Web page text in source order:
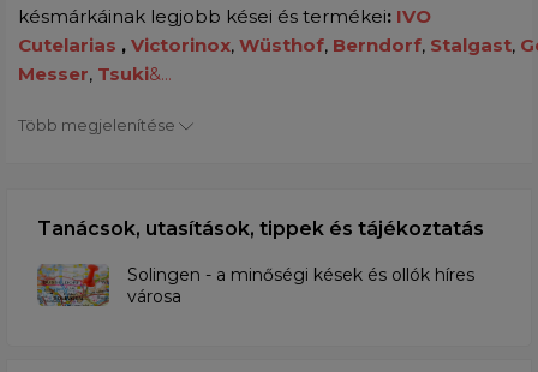
késmárkáinak legjobb kései és termékei: IVO
Cutelarias , Victorinox, Wüsthof, Berndorf, Stalgast,
Messer, Tsuki&...
Több megjelenítése
Tanácsok, utasítások, tippek és tájékoztatás
Solingen - a minőségi kések és ollók híres
városa